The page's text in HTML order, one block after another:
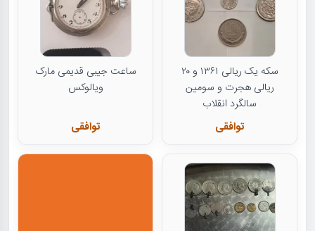
سکه یک ریالی ۱۳۶۱ و ۲۰
ریالی هجرت و سومین
سالگرد انقلاب
توافقی
ساعت جیبی قدیمی مارک
ویالوکس
توافقی